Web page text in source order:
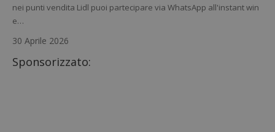
nei punti vendita Lidl puoi partecipare via WhatsApp all'instant win
e…
30 Aprile 2026
Sponsorizzato: